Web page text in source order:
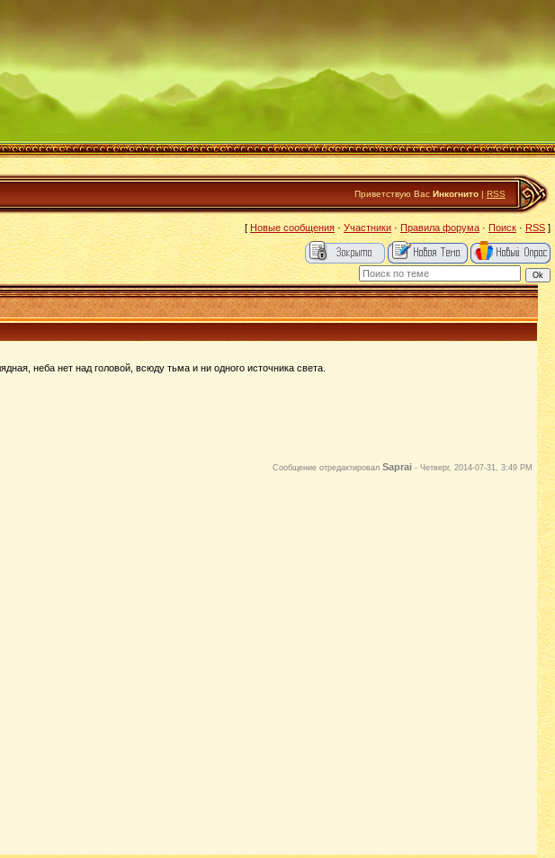
Приветствую Вас Инкогнито | RSS
[ Новые сообщения · Участники · Правила форума·Поиск · RSS]
неба нет над головой, всюду тьма и ни одного источника света.
Сообщение отредактировал Saprai- Четверг, 2014-07-31, 3:49 PM